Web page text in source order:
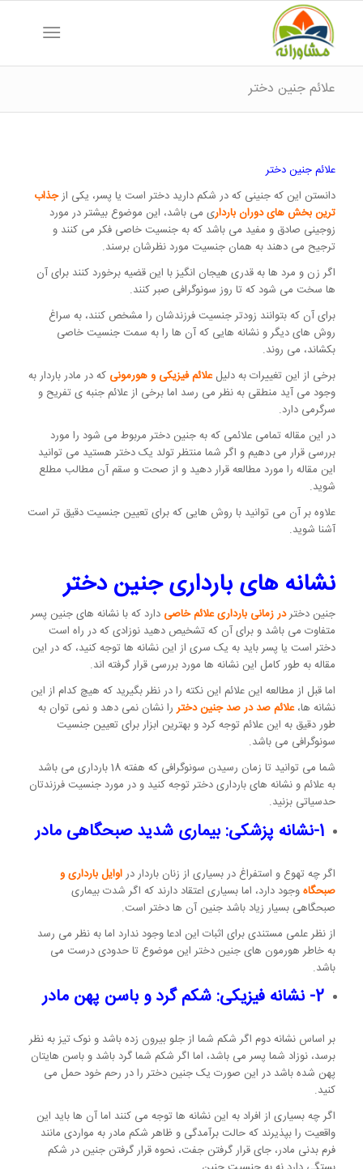
علائم جنین دختر
علائم جنین دختر
دانستن این که جنینی که در شکم دارید دختر است یا پسر، یکی ازجذاب
ترین بخش های دوران بارداری می باشد، این موضوع بیشتر در مورد
زوجینی صادق و مفید می باشد که به جنسیت خاصی فکر می کنند و
ترجیح می دهند به همان جنسیت مورد نظرشان برسند.
اگر زن و مرد ها به قدری هیجان انگیز با این قضیه برخورد کنند برای آن
ها سخت می شود که تا روز سونوگرافی صبر کنند.
برای آن که بتوانند زودتر جنسیت فرزندشان را مشخص کنند، به سراغ
روش های دیگر و نشانه هایی که آن ها را به سمت جنسیت خاصی
بکشاند، می روند.
برخی از این تغییرات به دلیلعلائم فیزیکی و هورمونی که در مادر باردار به
وجود می آید منطقی به نظر می رسد اما برخی از علائم جنبه ی تفریح و
سرگرمی دارد.
در این مقاله تمامی علائمی که به جنین دختر مربوط می شود را مورد
بررسی قرار می دهیم و اگر شما منتظر تولد یک دختر هستید می توانید
این مقاله را مورد مطالعه قرار دهید و از صحت و سقم آن مطالب مطلع
شوید.
علاوه بر آن می توانید با روش هایی که برای تعیین جنسیت دقیق تر است
آشنا شوید.
نشانه های بارداری جنین دختر
جنین دختردر زمانی بارداری علائم خاصی دارد که با نشانه های جنین پسر
متفاوت می باشد و برای آن که تشخیص دهید نوزادی که در راه است
دختر است یا پسر باید به یک سری از این نشانه ها توجه کنید، که در این
مقاله به طور کامل این نشانه ها مورد بررسی قرار گرفته اند.
اما قبل از مطالعه این علائم این نکته را در نظر بگیرید که هیچ کدام از این
نشانه ها،علائم صد در صد جنین دختر را نشان نمی دهد و نمی توان به
طور دقیق به این علائم توجه کرد و بهترین ابزار برای تعیین جنسیت
سونوگرافی می باشد.
شما می توانید تا زمان رسیدن سونوگرافی که هفته 18 بارداری می باشد
به علائم و نشانه های بارداری دختر توجه کنید و در مورد جنسیت فرزندتان
حدسیاتی بزنید.
1-نشانه پزشکی: بیماری شدید صبحگاهی مادر
اگر چه تهوع و استفراغ در بسیاری از زنان باردار دراوایل بارداری و
صبحگاهوجود دارد، اما بسیاری اعتقاد دارند که اگر شدت بیماری
صبحگاهی بسیار زیاد باشد جنین آن ها دختر است.
از نظر علمی مستندی برای اثبات این ادعا وجود ندارد اما به نظر می رسد
به خاطر هورمون های جنین دختر این موضوع تا حدودی درست می
باشد.
2- نشانه فیزیکی: شکم گرد و باسن پهن مادر
بر اساس نشانه دوم اگر شکم شما از جلو بیرون زده باشد و نوک تیز به نظر
برسد، نوزاد شما پسر می باشد، اما اگر شکم شما گرد باشد و باسن هایتان
پهن شده باشد در این صورت یک جنین دختر را در رحم خود حمل می
کنید.
اگر چه بسیاری از افراد به این نشانه ها توجه می کنند اما آن ها باید این
واقعیت را بپذیرند که حالت برآمدگی و ظاهر شکم مادر به مواردی مانند
فرم بدنی مادر، جای قرار گرفتن جفت، نحوه قرار گرفتن جنین در شکم